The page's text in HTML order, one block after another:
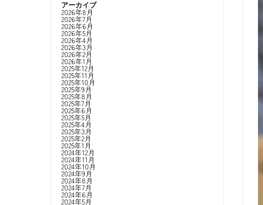
アーカイブ
2026年8月
2026年7月
2026年6月
2026年5月
2026年4月
2026年3月
2026年2月
2026年1月
2025年12月
2025年11月
2025年10月
2025年9月
2025年8月
2025年7月
2025年6月
2025年5月
2025年4月
2025年3月
2025年2月
2025年1月
2024年12月
2024年11月
2024年10月
2024年9月
2024年8月
2024年7月
2024年6月
2024年5月